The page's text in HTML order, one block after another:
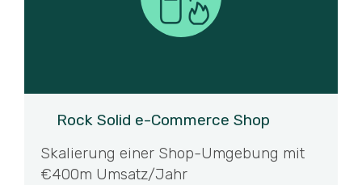
Rock Solid e-Commerce Shop
Skalierung einer Shop-Umgebung mit
€400m Umsatz/Jahr